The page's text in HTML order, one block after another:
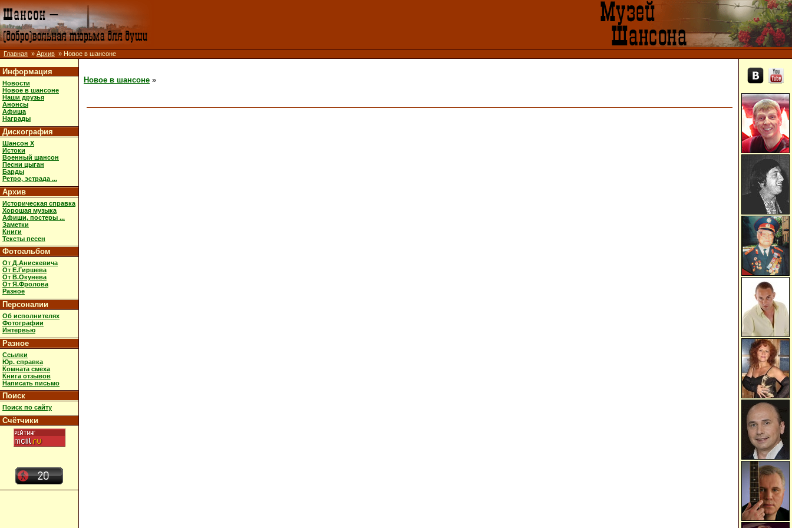
Главная » Архив » Новое в шансоне
Информация
Новости
Новое в шансоне
Наши друзья
Анонсы
Афиша
Награды
Дискография
Шансон X
Истоки
Военный шансон
Песни цыган
Барды
Ретро, эстрада ...
Архив
Историческая справка
Хорошая музыка
Афиши, постеры ...
Заметки
Книги
Тексты песен
Фотоальбом
От Д.Анискевича
От Е.Гиршева
От В.Окунева
От Я.Фролова
Разное
Персоналии
Об исполнителях
Фотографии
Интервью
Разное
Ссылки
Юр. справка
Комната смеха
Книга отзывов
Написать письмо
Поиск
Поиск по сайту
Счётчики
Новое в шансоне »